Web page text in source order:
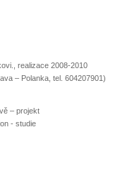
realizace 2008-2010
– Polanka, tel. 604207901)
– projekt
- studie